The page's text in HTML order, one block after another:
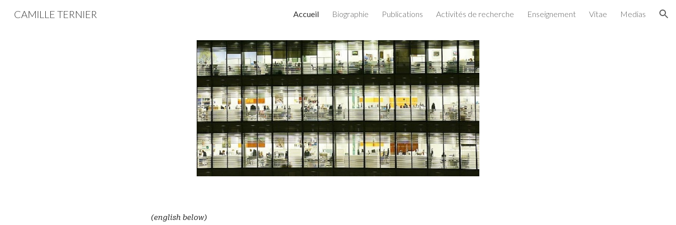
Skip to navigation
CAMILLE TERNIER Accueil Biographie Publications Activités de recherche Enseignement Vitae Medias
(english below)